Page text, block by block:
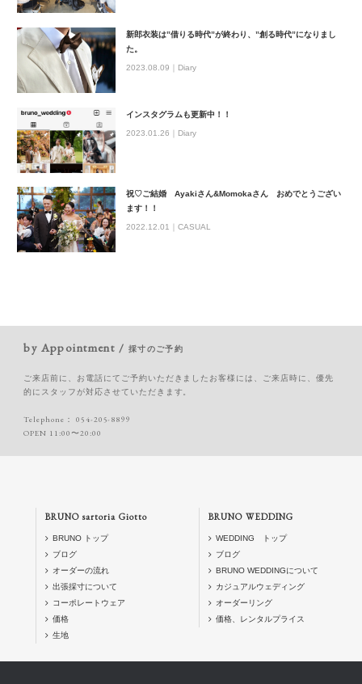
新郎衣装は”借りる時代”が終わり、”創る時代”になりまし
た。
2023.08.09｜ Diary
インスタグラムも更新中！！
2023.01.26｜ Diary
祝♡ご結婚 Ayakiさん&Momokaさん おめでとうござい
ます！！
2022.12.01｜CASUAL
by Appointment / 採寸のご予約
ご来店前に、お電話にてご予約いただきましたお客様には、ご来店時に、優先
的にスタッフが対応させていただきます。
Telephone： 054-205-8899
OPEN 11:00〜20:00
BRUNO sartoria Giotto
BRUNO トップ
ブログ
オーダーの流れ
出張採寸について
コーポレートウェア
価格
生地
BRUNO WEDDING
WEDDING トップ
ブログ
BRUNO WEDDINGについて
カジュアルウェディング
オーダーリング
価格、レンタルプライス